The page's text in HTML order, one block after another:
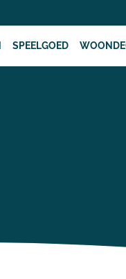
SPEELGOED